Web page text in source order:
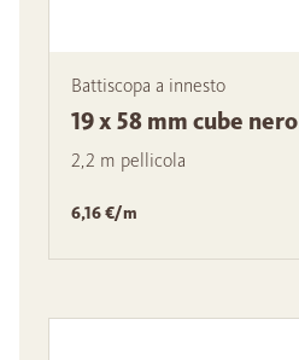
Battiscopa a innesto
19 x 58 mm cube nero
2,2 m pellicola
6,16 €/m